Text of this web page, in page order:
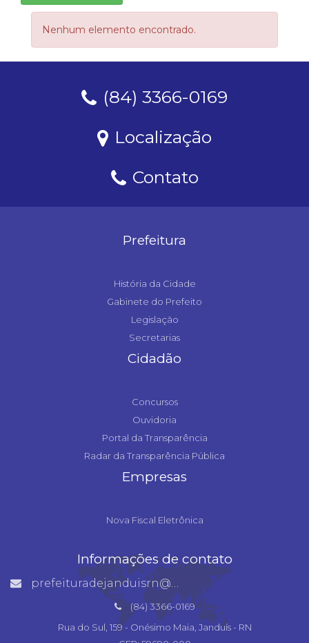
Nenhum elemento encontrado.
(84) 3366-0169
Localização
Contato
Prefeitura
História da Cidade
Gabinete do Prefeito
Legislação
Secretarias
Cidadão
Concursos
Ouvidoria
Portal da Transparência
Radar da Transparência Pública
Empresas
Nova Fiscal Eletrônica
Informações de contato
prefeituradejanduisrn@gmail.com
(84) 3366-0169
Rua do Sul, 159 - Onésimo Maia, Janduís - RN